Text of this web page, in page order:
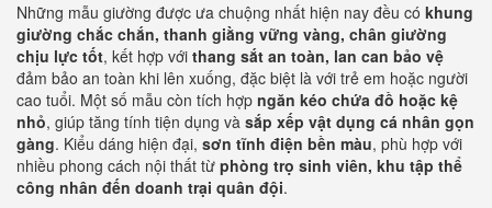
Những mẫu giường được ưa chuộng nhất hiện nay đều có khung
giường chắc chắn, thanh giằng vững vàng, chân giường
chịu lực tốt, kết hợp với thang sắt an toàn, lan can bảo vệ
đảm bảo an toàn khi lên xuống, đặc biệt là với trẻ em hoặc người
cao tuổi. Một số mẫu còn tích hợp ngăn kéo chứa đồ hoặc kệ
nhỏ, giúp tăng tính tiện dụng và sắp xếp vật dụng cá nhân gọn
gàng. Kiểu dáng hiện đại, sơn tĩnh điện bền màu, phù hợp với
nhiều phong cách nội thất từ phòng trọ sinh viên, khu tập thể
công nhân đến doanh trại quân đội.